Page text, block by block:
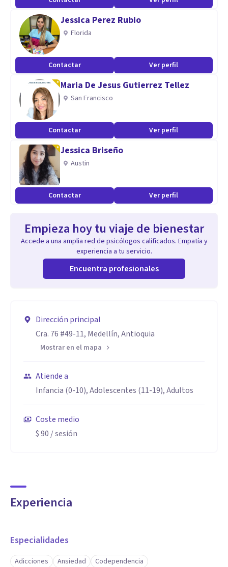
Jessica Perez Rubio
Florida
Contactar Ver perfil
Maria De Jesus Gutierrez Tellez
San Francisco
Contactar Ver perfil
Jessica Briseño
Austin
Contactar Ver perfil
Empieza hoy tu viaje de bienestar
Accede a una amplia red de psicólogos calificados. Empatía y
experiencia a tu servicio.
Encuentra profesionales
Dirección principal
Cra. 76 #49-11, Medellín, Antioquia
Mostrar en el mapa
Atiende a
Infancia (0-10), Adolescentes (11-19), Adultos
Coste medio
$ 90 / sesión
Experiencia
Especialidades
Adicciones Ansiedad
Codependencia